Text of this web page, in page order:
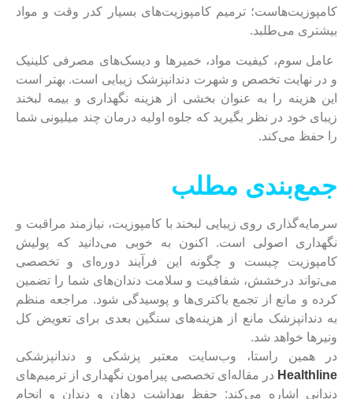
کامپوزیت‌هاست؛ ترمیم کامپوزیت‌های بسیار کدر وقت و مواد
بیشتری می‌طلبد.
عامل سوم، کیفیت مواد، خمیرها و دیسک‌های مصرفی کلینیک
و در نهایت تخصص و شهرت دندانپزشک زیبایی است. بهتر است
این هزینه را به عنوان بخشی از هزینه نگهداری و بیمه لبخند
زیبای خود در نظر بگیرید که جلوه اولیه درمان چند میلیونی شما
را حفظ می‌کند.
جمع‌بندی مطلب
سرمایه‌گذاری روی زیبایی لبخند با کامپوزیت، نیازمند مراقبت و
نگهداری اصولی است. اکنون به خوبی می‌دانید که پولیش
کامپوزیت چیست و چگونه این فرآیند دوره‌ای و تخصصی
می‌تواند درخشش، شفافیت و سلامت دندان‌های شما را تضمین
کرده و مانع از تجمع باکتری‌ها و پوسیدگی شود. مراجعه منظم
به دندانپزشک مانع از هزینه‌های سنگین بعدی برای تعویض کل
ونیرها خواهد شد.
در همین راستا، وب‌سایت معتبر پزشکی و دندانپزشکی
Healthline در مقاله‌ای تخصصی پیرامون نگهداری از ترمیم‌های
دندانی اشاره می‌کند: حفظ بهداشت دهان و دندان و انجام